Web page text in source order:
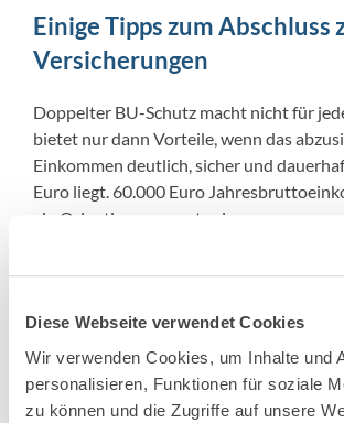
Diese Webseite verwendet Cookies
Wir verwenden Cookies, um Inhalte und
personalisieren, Funktionen für soziale
zu können und die Zugriffe auf unsere
Einige Tipps zum Abschluss
Versicherungen
Doppelter BU-Schutz macht nicht für
bietet nur dann Vorteile, wenn das
Einkommen deutlich, sicher und
Euro liegt. 60.000 Euro
ein Orientierungswert sein.
Wie auch sonst bei
Jahren steigt man stets zu günstigeren
wahrscheinlich.
Wie ein „doppelter“ BU-Schutz am besten